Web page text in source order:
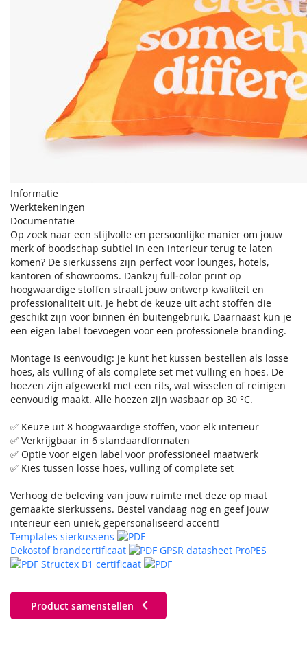
Informatie
Werktekeningen
Documentatie
Op zoek naar een stijlvolle en persoonlijke manier om jouw
merk of boodschap subtiel in een interieur terug te laten
komen? De sierkussens zijn perfect voor lounges, hotels,
kantoren of showrooms. Dankzij full‑color print op
hoogwaardige stoffen straalt jouw ontwerp kwaliteit en
professionaliteit uit. Je hebt de keuze uit acht stoffen die
geschikt zijn voor binnen én buitengebruik. Daarnaast kun je
een eigen label toevoegen voor een professionele branding.
Montage is eenvoudig: je kunt het kussen bestellen als losse
hoes, als vulling of als complete set met vulling en hoes. De
hoezen zijn afgewerkt met een rits, wat wisselen of reinigen
eenvoudig maakt. Alle hoezen zijn wasbaar op 30 °C.
✅ Keuze uit 8 hoogwaardige stoffen, voor elk interieur
✅ Verkrijgbaar in 6 standaardformaten
✅ Optie voor eigen label voor professioneel maatwerk
✅ Kies tussen losse hoes, vulling of complete set
Verhoog de beleving van jouw ruimte met deze op maat
gemaakte sierkussens. Bestel vandaag nog en geef jouw
interieur een uniek, gepersonaliseerd accent!
Templates sierkussens
Dekostof brandcertificaat
GPSR datasheet ProPES
Structex B1 certificaat
Product samenstellen